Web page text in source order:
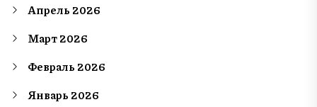
Апрель 2026
Март 2026
Февраль 2026
Январь 2026